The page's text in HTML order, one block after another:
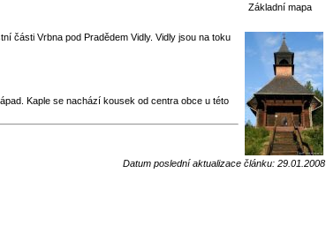
Základní mapa
části Vrbna pod Pradědem Vidly. Vidly jsou na toku
Kaple se nachází kousek od centra obce u této
Datum poslední aktualizace článku: 29.01.2008